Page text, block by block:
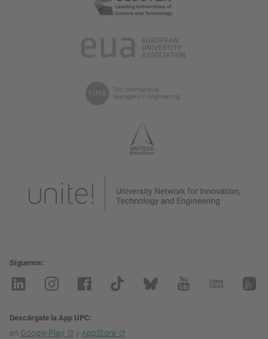
Síguenos
Descárgate la App UPC
en Google Play y AppStore